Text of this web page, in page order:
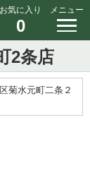
お気に入り
0
メニュー
2条店
菊水元町二条２